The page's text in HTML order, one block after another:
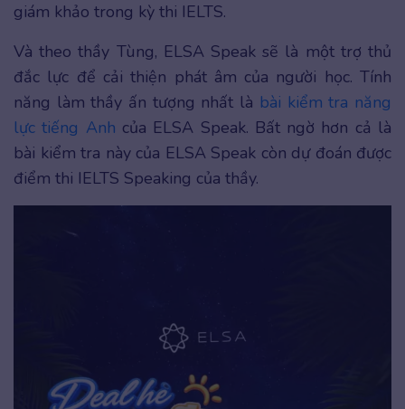
giám khảo trong kỳ thi IELTS.
Và theo thầy Tùng, ELSA Speak sẽ là một trợ thủ
đắc lực để cải thiện phát âm của người học. Tính
năng làm thầy ấn tượng nhất là bài kiểm tra năng
lực tiếng Anh của ELSA Speak. Bất ngờ hơn cả là
bài kiểm tra này của ELSA Speak còn dự đoán được
điểm thi IELTS Speaking của thầy.